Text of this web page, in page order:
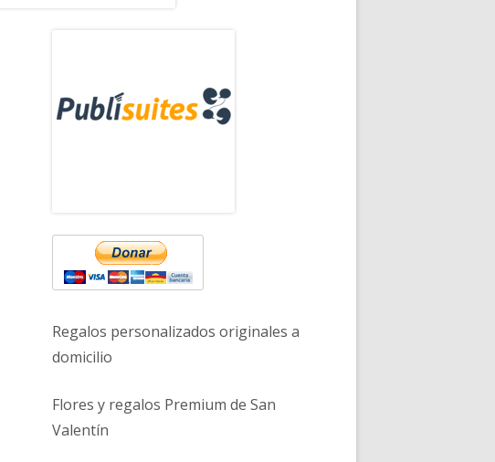
lateral
principal
Regalos personalizados originales a
domicilio
Flores y regalos Premium de San
Valentín